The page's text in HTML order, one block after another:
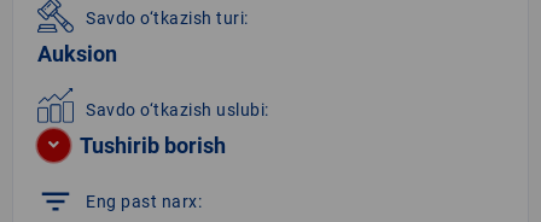
Savdo o‘tkazish turi:
Auksion
Savdo o‘tkazish uslubi:
Tushirib borish
filter_list Eng past narx: